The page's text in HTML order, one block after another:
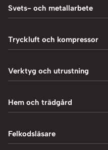
Chockluftare
Däckmaskiner
Däckventiler
Tillbehör och verktyg
1-Pelarlyft
4-Pelarlyft
Saxlyft - Låglyft
Svets- och metallarbete
Induktionsvärmare
MIG-svetsning
Plasmaskärning
Tryckluft och kompressor
Blästring
Luftpåfyllare
Mutterdragare
Verktyg och utrustning
Batteriladdare
Hydraulpressar
Hem och trädgård
Vedklyvar
Felkodsläsare